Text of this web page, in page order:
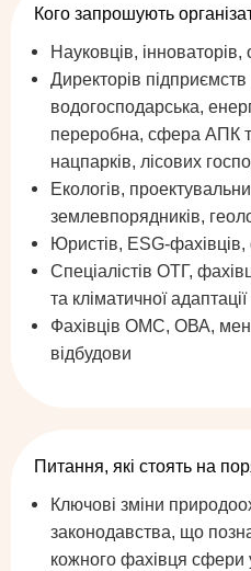
Кого запрошують
Науковців,
Директорів підприємств
водогосподарська,
переробна, сфера АПК
нацпарків, лісових
Екологів,
землевпорядників,
Юристів, ESG-фахівців,
Спеціалістів ОТГ,
та кліматичної адаптації
Фахівців ОМС, ОВА,
відбудови
Питання, які стоять на
Ключові зміни
законодавства, що
кожного фахівця сфери